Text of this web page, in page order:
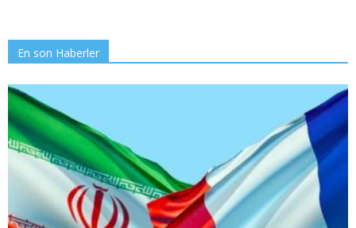
En son Haberler